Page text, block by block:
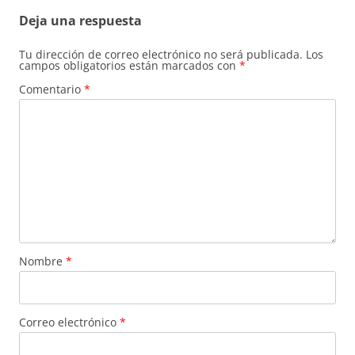
Deja una respuesta
Tu dirección de correo electrónico no será publicada. Los
campos obligatorios están marcados con *
Comentario *
Nombre *
Correo electrónico *